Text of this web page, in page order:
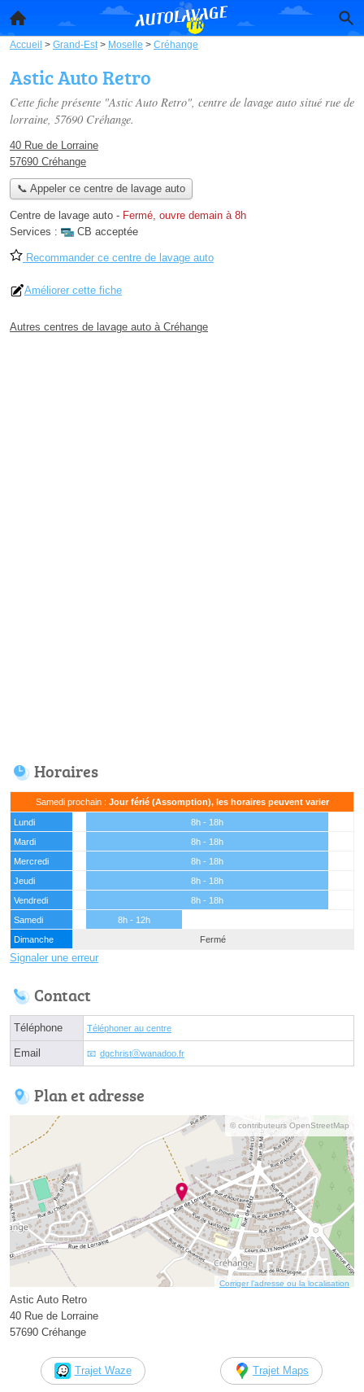
Accueil > Grand-Est > Moselle > Créhange
Astic Auto Retro
Cette fiche présente "Astic Auto Retro", centre de lavage auto situé rue de
lorraine, 57690 Créhange.
40 Rue de Lorraine
57690 Créhange
📞 Appeler ce centre de lavage auto
Centre de lavage auto - Fermé, ouvre demain à 8h
Services :
CB acceptée
Recommander ce centre de lavage auto
Améliorer cette fiche
Autres centres de lavage auto à Créhange
Horaires
Samedi prochain : Jour férié (Assomption), les horaires peuvent varier
Lundi
8h - 18h
Mardi
8h - 18h
Mercredi
8h - 18h
Jeudi
8h - 18h
Vendredi
8h - 18h
Samedi
8h - 12h
Dimanche
Fermé
Signaler une erreur
Contact
Téléphone Téléphoner au centre
Email dgchristⓐwanadoo.fr
Plan et adresse
© contributeurs OpenStreetMap
Corriger l’adresse ou la localisation
Astic Auto Retro
40 Rue de Lorraine
57690 Créhange
Trajet Waze Trajet Maps